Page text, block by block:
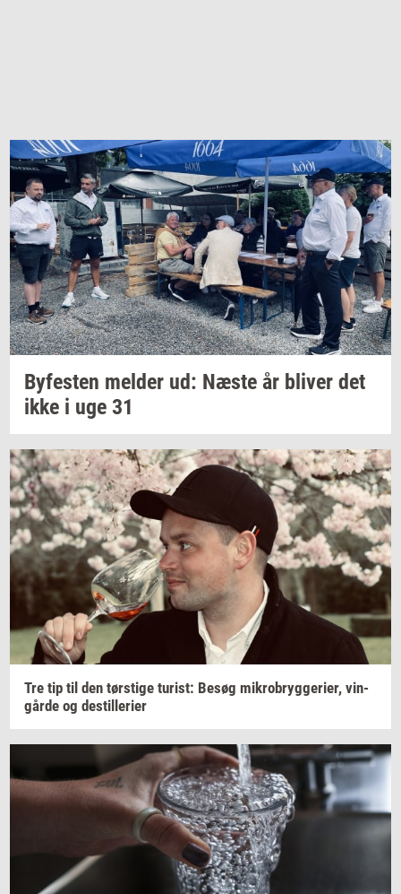
By­fe­sten mel­der ud: Næste år bli­ver det
ikke i uge 31
Tre tip til den tørsti­ge turist: Besøg mi­kro­bryg­ge­ri­er, vin­
går­de og destil­le­ri­er